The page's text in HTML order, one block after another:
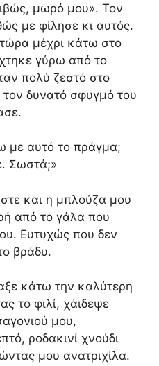
μωρό μου». Τον
με φίλησε κι αυτός.
μέχρι κάτω στο
γύρω από το
πολύ ζεστό στο
δυνατό σφυγμό του
με αυτό το πράγμα;
Σωστά;»
και η μπλούζα μου
από το γάλα που
Ευτυχώς που δεν
βράδυ.
κάτω την καλύτερη
το φιλί, χάιδεψε
μου,
ροδακινί χνούδι
μου ανατριχίλα.